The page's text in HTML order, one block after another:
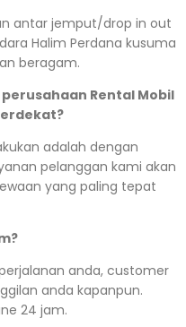
antar jemput/drop in out
Halim Perdana kusuma
beragam.
Rental Mobil
adalah dengan
pelanggan kami akan
yang paling tepat
anda, customer
anda kapanpun.
24 jam.